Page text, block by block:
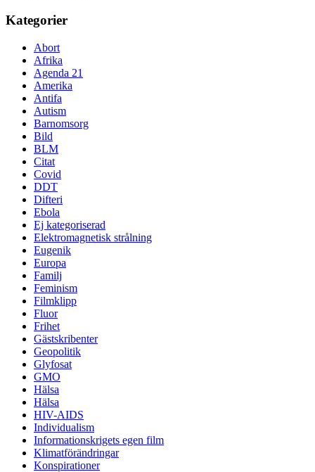
Kategorier
Abort
Afrika
Agenda 21
Amerika
Antifa
Autism
Barnomsorg
Bild
BLM
Citat
Covid
DDT
Difteri
Ebola
Ej kategoriserad
Elektromagnetisk strålning
Eugenik
Europa
Familj
Feminism
Filmklipp
Fluor
Frihet
Gästskribenter
Geopolitik
Glyfosat
GMO
Hälsa
Hälsa
HIV-AIDS
Individualism
Informationskrigets egen film
Klimatförändringar
Konspirationer